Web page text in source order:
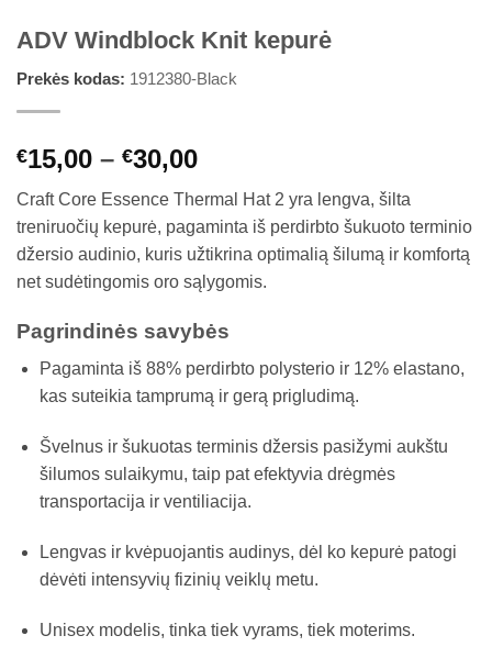
ADV Windblock Knit kepurė
Prekės kodas: 1912380-Black
€15,00 – €30,00Price
€15,00
through
€30,00
Craft Core Essence Thermal Hat 2 yra lengva, šilta
treniruočių kepurė, pagaminta iš perdirbto šukuoto terminio
džersio audinio, kuris užtikrina optimalią šilumą ir komfortą
net sudėtingomis oro sąlygomis.
Pagrindinės savybės
Pagaminta iš 88% perdirbto polysterio ir 12% elastano,
kas suteikia tamprumą ir gerą prigludimą.
Švelnus ir šukuotas terminis džersis pasižymi aukštu
šilumos sulaikymu, taip pat efektyvia drėgmės
transportacija ir ventiliacija.
Lengvas ir kvėpuojantis audinys, dėl ko kepurė patogi
dėvėti intensyvių fizinių veiklų metu.
Unisex modelis, tinka tiek vyrams, tiek moterims.